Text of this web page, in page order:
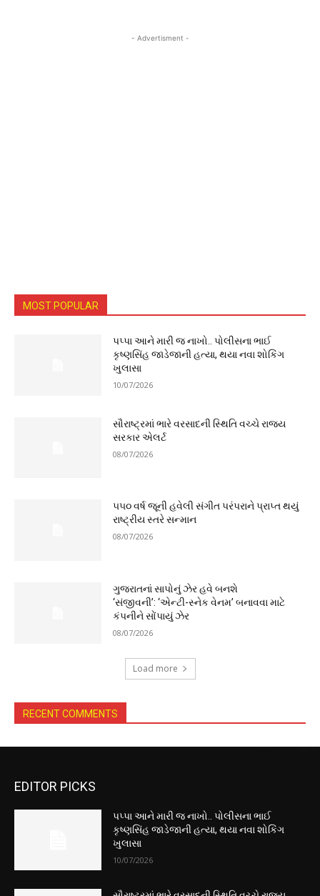
- Advertisment -
MOST POPULAR
પપ્પા આને મારી જ નાખો.. પોલીસના ભાઈ
કૃષ્ણસિંહ જાડેજાની હત્યા, થયા નવા શોકિંગ
ખુલાસા
10/07/2026
સૌરાષ્ટ્રમાં ભારે વરસાદની સ્થિતિ વચ્ચે રાજ્ય
સરકાર એલર્ટ
08/07/2026
૫૫૦ વર્ષ જૂની હવેલી સંગીત પરંપરાને પ્રાપ્ત થયું
રાષ્ટ્રીય સ્તરે સન્માન
08/07/2026
ગુજરાતનાં સાપોનું ઝેર હવે બનશે
‘સંજીવની’: ‘એન્ટી-સ્નેક વેનમ’ બનાવવા માટે
કંપનીને સોંપાયું ઝેર
08/07/2026
Load more
RECENT COMMENTS
EDITOR PICKS
પપ્પા આને મારી જ નાખો.. પોલીસના ભાઈ
કૃષ્ણસિંહ જાડેજાની હત્યા, થયા નવા શોકિંગ
ખુલાસા
10/07/2026